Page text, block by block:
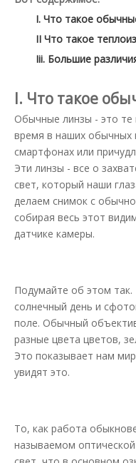
I. Что такое
II Что такое
Iii. Большие
I. Что такое
Обычные линзы - это
время в наших обычных
смартфонах или
Эти линзы - все о
свет, который наши
делаем снимок с
собирая весь этот
датчике камеры.
Подумайте об этом так.
солнечный день и
поле. Обычный
разные цвета цветов,
Это показывает нам
увидят это.
То, как работа
называемом